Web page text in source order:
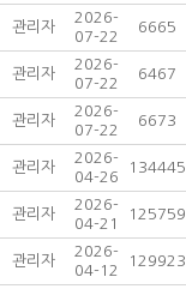
관리자
2026-
07-22
6665
관리자
2026-
07-22
6467
관리자
2026-
07-22
6673
관리자
2026-
04-26
134445
관리자
2026-
04-21
125759
관리자
2026-
04-12
129923